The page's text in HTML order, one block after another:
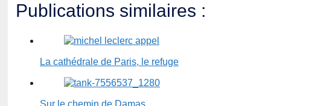
Publications similaires :
La cathédrale de Paris, le refuge